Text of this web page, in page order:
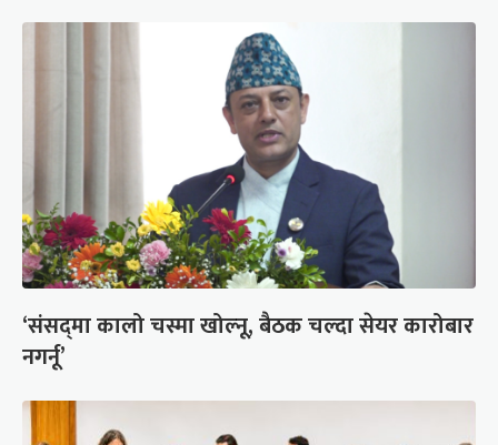
‘संसद्‍मा कालो चस्मा खोल्नू, बैठक चल्दा सेयर कारोबार
नगर्नू’